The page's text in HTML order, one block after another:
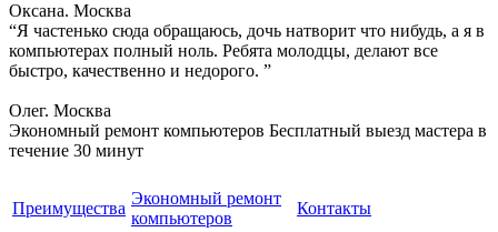
Оксана. Москва
“Я частенько сюда обращаюсь, дочь натворит что нибудь, а я в
компьютерах полный ноль. Ребята молодцы, делают все
быстро, качественно и недорого. ”
Олег. Москва
Экономный ремонт компьютеров Бесплатный выезд мастера в
течение 30 минут
Преимущества
Экономный ремонт
компьютеров
Контакты